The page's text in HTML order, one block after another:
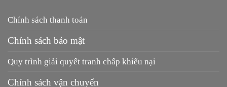
Chính sách thanh toán
Chính sách bảo mật
Quy trình giải quyết tranh chấp khiếu nại
Chính sách vận chuyển